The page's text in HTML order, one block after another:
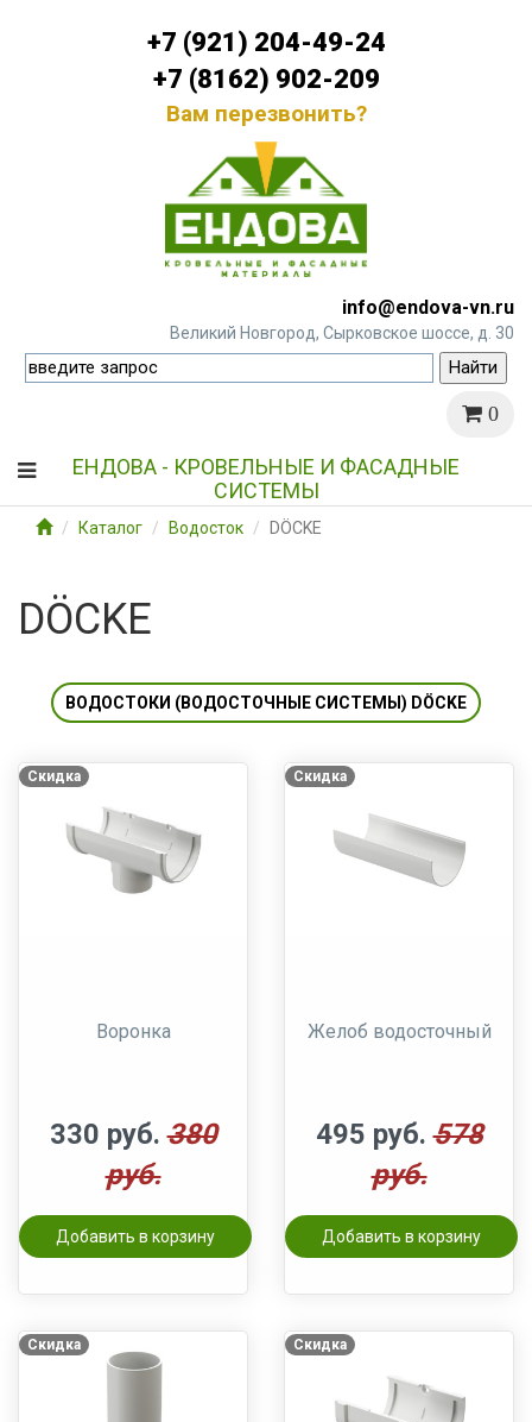
+7 (921) 204-49-24
+7 (8162) 902-209
Вам перезвонить?
info@endova-vn.ru
Великий Новгород, Сырковское шоссе, д. 30
0
ЕНДОВА - КРОВЕЛЬНЫЕ И ФАСАДНЫЕ
СИСТЕМЫ
Каталог Водосток DÖCKE
DÖCKE
ВОДОСТОКИ (ВОДОСТОЧНЫЕ СИСТЕМЫ) DÖCKE
Скидка
Воронка
330 руб. 380
руб.
Добавить в корзину
Скидка
Желоб водосточный
495 руб. 578
руб.
Добавить в корзину
Скидка Скидка